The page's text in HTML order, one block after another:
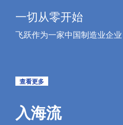
一切从零开始
飞跃作为一家中国制造业企
查看更多
入海流